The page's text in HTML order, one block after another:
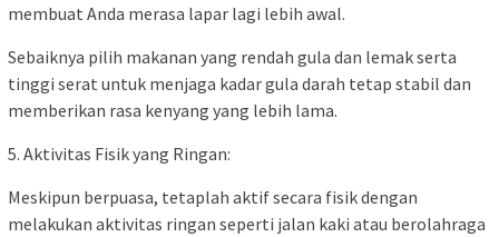
membuat Anda merasa lapar lagi lebih awal.
Sebaiknya pilih makanan yang rendah gula dan lemak serta
tinggi serat untuk menjaga kadar gula darah tetap stabil dan
memberikan rasa kenyang yang lebih lama.
5. Aktivitas Fisik yang Ringan:
Meskipun berpuasa, tetaplah aktif secara fisik dengan
melakukan aktivitas ringan seperti jalan kaki atau berolahraga